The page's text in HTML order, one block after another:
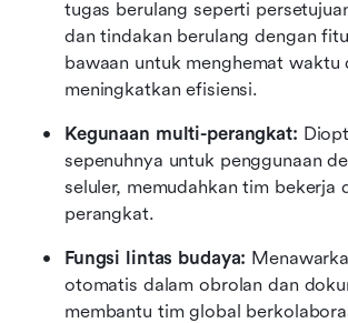
tugas berulang seperti
dan tindakan berulang dengan
bawaan untuk menghemat waktu
meningkatkan efisiensi.
Kegunaan multi-perangkat:
sepenuhnya untuk penggunaan
seluler, memudahkan tim bekerja
perangkat.
Fungsi lintas budaya:
otomatis dalam obrolan dan
membantu tim global